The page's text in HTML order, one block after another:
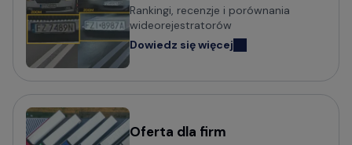
samochodowych
Wideorejestratory VIOFO
Wideorejestratory 70mai
Wideorejestratory FITCAMX
Rankingi, recenzje i porównania
wideorejestratorów
Dowiedz się więcej
Oferta dla firm